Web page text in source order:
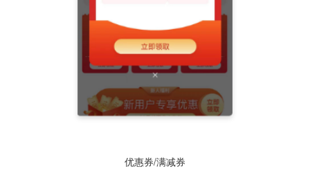
优惠券/满减券